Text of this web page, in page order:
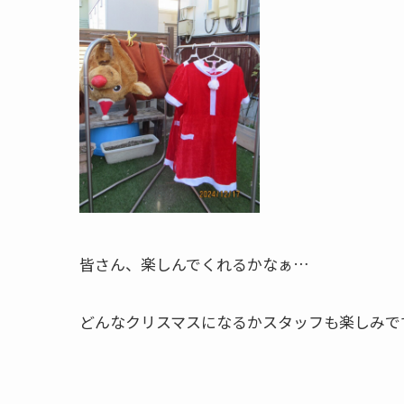
皆さん、楽しんでくれるかなぁ…
どんなクリスマスになるかスタッフも楽しみ